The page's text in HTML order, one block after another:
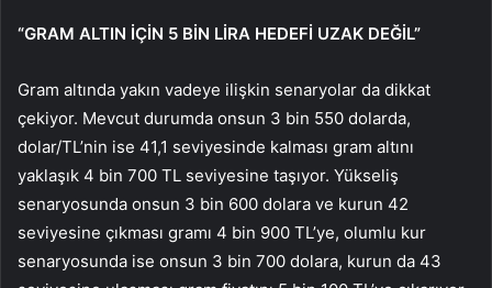
“GRAM ALTIN İÇİN 5 BİN LİRA HEDEFİ UZAK DEĞİL”
Gram altında yakın vadeye ilişkin senaryolar da dikkat
çekiyor. Mevcut durumda onsun 3 bin 550 dolarda,
dolar/TL’nin ise 41,1 seviyesinde kalması gram altını
yaklaşık 4 bin 700 TL seviyesine taşıyor. Yükseliş
senaryosunda onsun 3 bin 600 dolara ve kurun 42
seviyesine çıkması gramı 4 bin 900 TL’ye, olumlu kur
senaryosunda ise onsun 3 bin 700 dolara, kurun da 43